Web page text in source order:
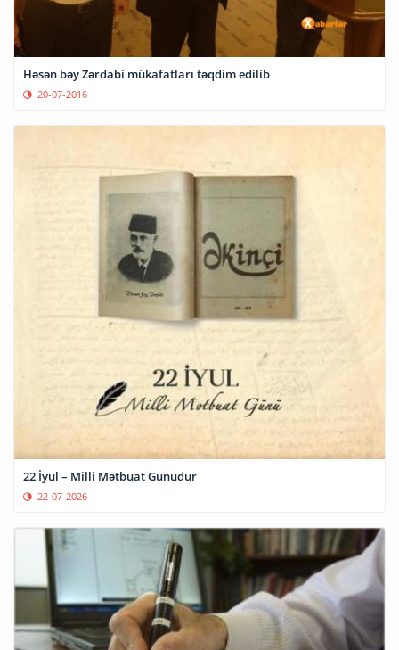
Həsən bəy Zərdabi mükafatları təqdim edilib
20-07-2016
22 İyul – Milli Mətbuat Günüdür
22-07-2026